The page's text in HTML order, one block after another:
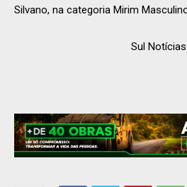
Silvano, na categoria Mirim
Sul Notícias